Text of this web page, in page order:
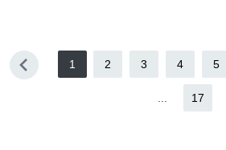
1 2 3 4 5
17